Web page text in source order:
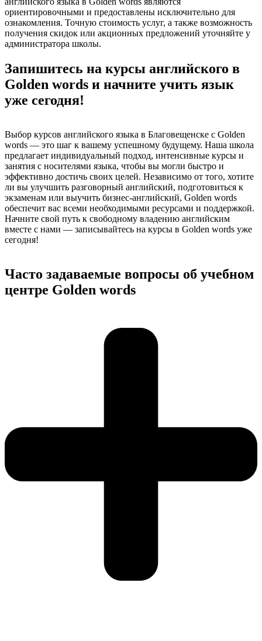
ориентировочными и предоставлены исключительно для
ознакомления. Точную стоимость услуг, а также возможность
получения скидок или акционных предложений уточняйте у
администратора школы.
Запишитесь на курсы английского в
Golden words и начните учить язык
уже сегодня!
Выбор курсов английского языка в Благовещенске с Golden
words — это шаг к вашему успешному будущему. Наша школа
предлагает индивидуальный подход, интенсивные курсы и
занятия с носителями языка, чтобы вы могли быстро и
эффективно достичь своих целей. Независимо от того, хотите
ли вы улучшить разговорный английский, подготовиться к
экзаменам или выучить бизнес-английский, Golden words
обеспечит вас всеми необходимыми ресурсами и поддержкой.
Начните свой путь к свободному владению английским
вместе с нами — записывайтесь на курсы в Golden words уже
сегодня!
Часто задаваемые вопросы об учебном
центре Golden words